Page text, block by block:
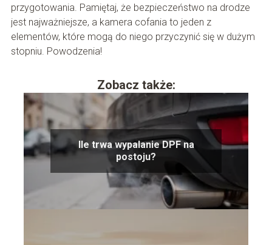
przygotowania. Pamiętaj, że bezpieczeństwo na drodze
jest najważniejsze, a kamera cofania to jeden z
elementów, które mogą do niego przyczynić się w dużym
stopniu. Powodzenia!
Zobacz także:
Ile trwa wypalanie DPF na
postoju?